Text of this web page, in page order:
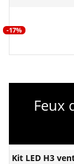
-17%
Feux
Kit LED H3